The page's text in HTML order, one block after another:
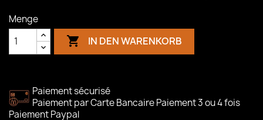
Menge
 IN DEN WARENKORB
Paiement sécurisé
Paiement par Carte Bancaire Paiement 3 ou 4 fois
Paiement Paypal